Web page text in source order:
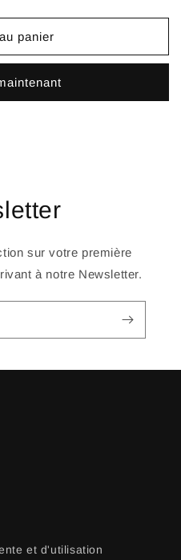
panier
sur votre première
à notre Newsletter.
et d'utilisation